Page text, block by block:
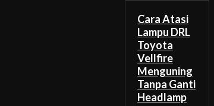
Cara Atasi
Lampu DRL
Toyota
Vellfire
Menguning
Tanpa Ganti
Headlamp